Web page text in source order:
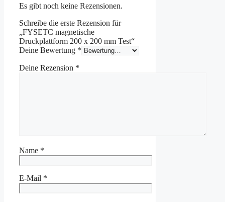
Es gibt noch keine Rezensionen.
Schreibe die erste Rezension für
„FYSETC magnetische
Druckplattform 200 x 200 mm Test“
Deine Bewertung *
Deine Rezension *
Name *
E-Mail *